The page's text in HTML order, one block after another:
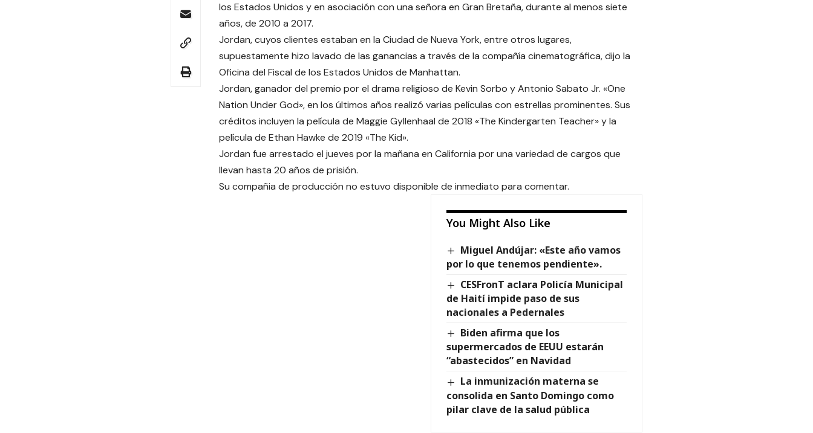
los Estados Unidos y en asociación con una señora en Gran Bretaña, durante al menos siete
años, de 2010 a 2017.
Jordan, cuyos clientes estaban en la Ciudad de Nueva York, entre otros lugares,
supuestamente hizo lavado de las ganancias a través de la compañía cinematográfica, dijo la
Oficina del Fiscal de los Estados Unidos de Manhattan.
Jordan, ganador del premio por el drama religioso de Kevin Sorbo y Antonio Sabato Jr. «One
Nation Under God», en los últimos años realizó varias películas con estrellas prominentes. Sus
créditos incluyen la película de Maggie Gyllenhaal de 2018 «The Kindergarten Teacher» y la
película de Ethan Hawke de 2019 «The Kid».
Jordan fue arrestado el jueves por la mañana en California por una variedad de cargos que
llevan hasta 20 años de prisión.
Su compañia de producción no estuvo disponible de inmediato para comentar.
You Might Also Like
Miguel Andújar: «Este año vamos
por lo que tenemos pendiente».
CESFronT aclara Policía Municipal
de Haití impide paso de sus
nacionales a Pedernales
Biden afirma que los
supermercados de EEUU estarán
“abastecidos” en Navidad
La inmunización materna se
consolida en Santo Domingo como
pilar clave de la salud pública